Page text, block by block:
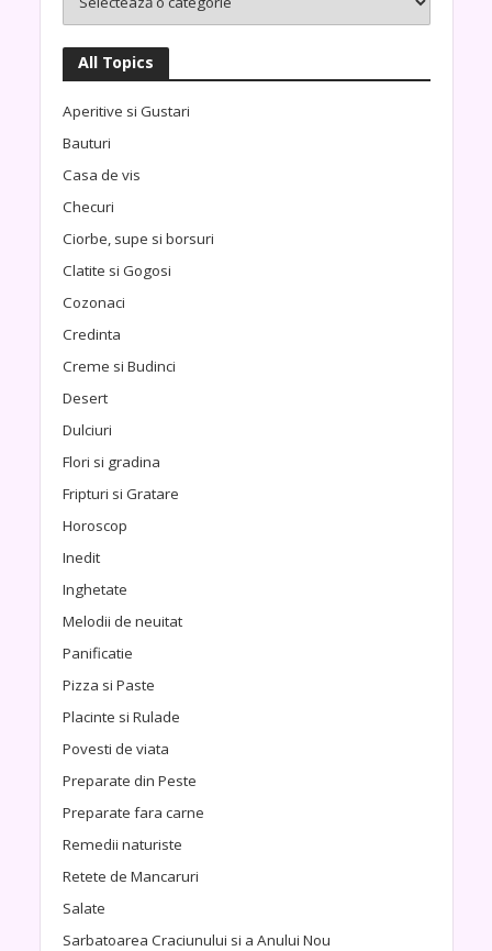
All Topics
Aperitive si Gustari
Bauturi
Casa de vis
Checuri
Ciorbe, supe si borsuri
Clatite si Gogosi
Cozonaci
Credinta
Creme si Budinci
Desert
Dulciuri
Flori si gradina
Fripturi si Gratare
Horoscop
Inedit
Inghetate
Melodii de neuitat
Panificatie
Pizza si Paste
Placinte si Rulade
Povesti de viata
Preparate din Peste
Preparate fara carne
Remedii naturiste
Retete de Mancaruri
Salate
Sarbatoarea Craciunului si a Anului Nou